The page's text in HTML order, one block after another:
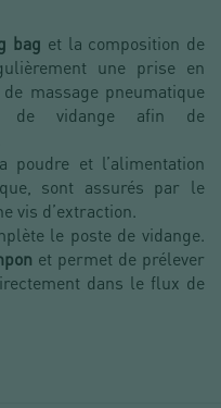
bag et la composition de
une prise en
massage pneumatique
vidange afin de
et l’alimentation
sont assurés par le
vis d’extraction.
le poste de vidange.
et permet de prélever
dans le flux de